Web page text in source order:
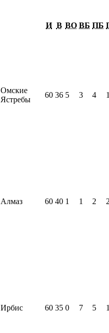
И В ВО ВБ ПБ
Омские
Ястребы
60 36 5 3 4
Алмаз 60 40 1 1 2
Ирбис 60 35 0 7 5